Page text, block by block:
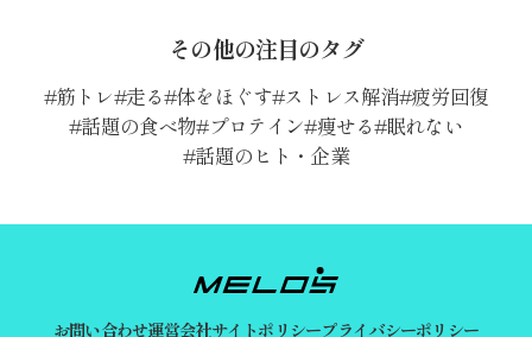
その他の注目のタグ
筋トレ 走る 体をほぐす ストレス解消 疲労回復
話題の食べ物 プロテイン 痩せる 眠れない
話題のヒト・企業
お問い合わせ運営会社サイトポリシープライバシーポリシー